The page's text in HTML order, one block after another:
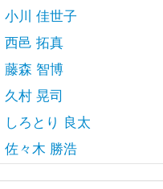
小川 佳世子
西邑 拓真
藤森 智博
久村 晃司
しろとり 良太
佐々木 勝浩